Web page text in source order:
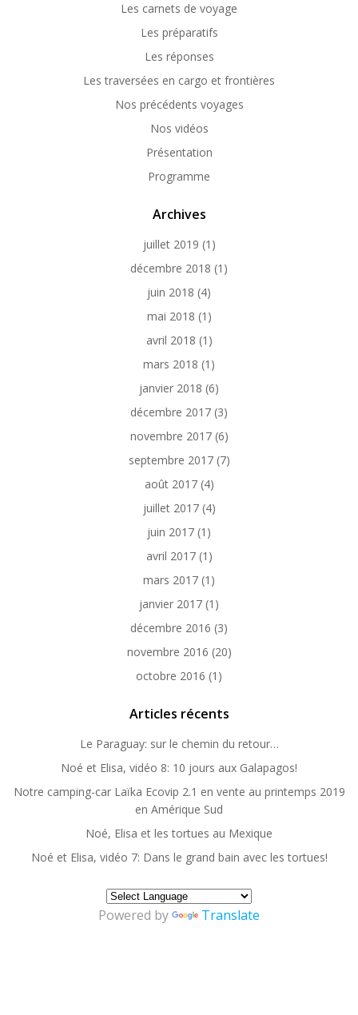
Les carnets de voyage
Les préparatifs
Les réponses
Les traversées en cargo et frontières
Nos précédents voyages
Nos vidéos
Présentation
Programme
Archives
juillet 2019 (1)
décembre 2018 (1)
juin 2018 (4)
mai 2018 (1)
avril 2018 (1)
mars 2018 (1)
janvier 2018 (6)
décembre 2017 (3)
novembre 2017(6)
septembre 2017(7)
août 2017(4)
juillet 2017(4)
juin 2017 (1)
avril 2017(1)
mars 2017 (1)
janvier 2017 (1)
décembre 2016 (3)
novembre 2016 (20)
octobre 2016 (1)
Articles récents
Le Paraguay: sur le chemin du retour…
Noé et Elisa, vidéo 8: 10 jours aux Galapagos!
Notre camping-car Laïka Ecovip 2.1 en vente au printemps 2019
en Amérique Sud
Noé, Elisa et les tortues au Mexique
Noé et Elisa, vidéo 7: Dans le grand bain avec les tortues!
Powered by Translate